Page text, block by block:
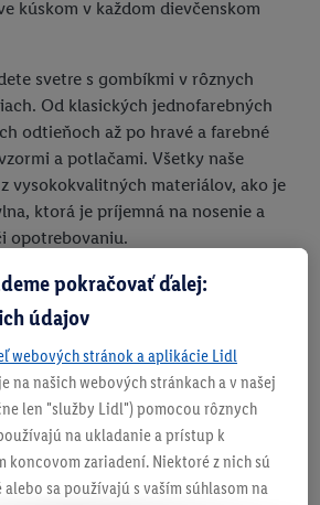
kúskom v každom dievčenskom
svetre s gombíkmi v rôznych
Od klasických jednofarebných
odtieňoch až po hravé a farebné
a potlačami. Všetky naše
vysokokvalitných materiálov, ako je
ktorá je príjemná na nosenie a
opotrebovaniu.
pokračovať ďalej:
údajov
webových stránok a aplikácie Lidl
na našich webových stránkach a v našej
len "služby Lidl") pomocou rôznych
na ukladanie a prístup k
koncovom zariadení. Niektoré z nich sú
sa používajú s vaším súhlasom na